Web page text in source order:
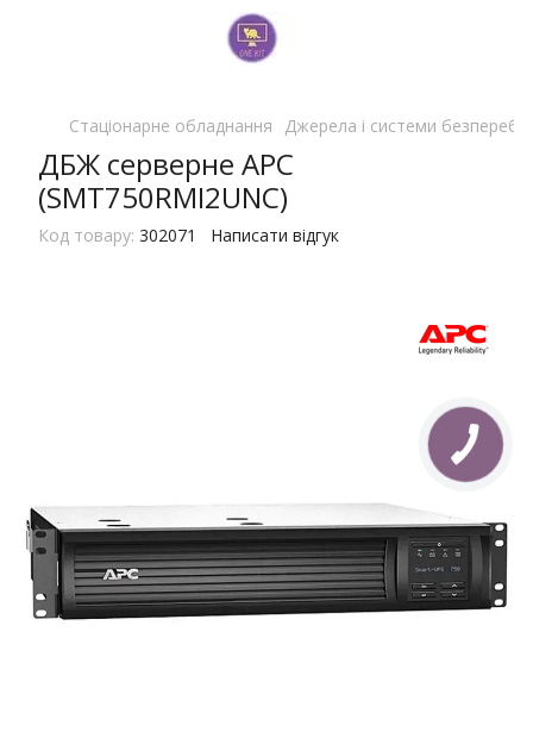
Стаціонарне обладнання Джерела і системи
ДБЖ серверне APC
(SMT750RMI2UNC)
Код товару: 302071 Написати відгук